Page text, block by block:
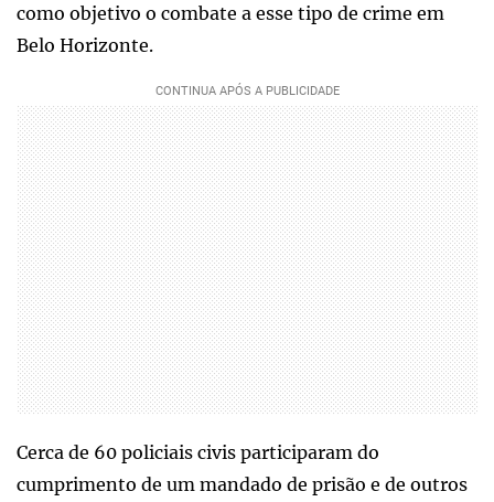
como objetivo o combate a esse tipo de crime em
Belo Horizonte.
Cerca de 60 policiais civis participaram do
cumprimento de um mandado de prisão e de outros